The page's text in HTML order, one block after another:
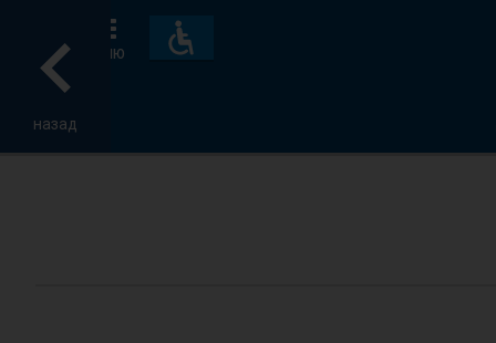
назад
МЕНЮ
Пристосування
та